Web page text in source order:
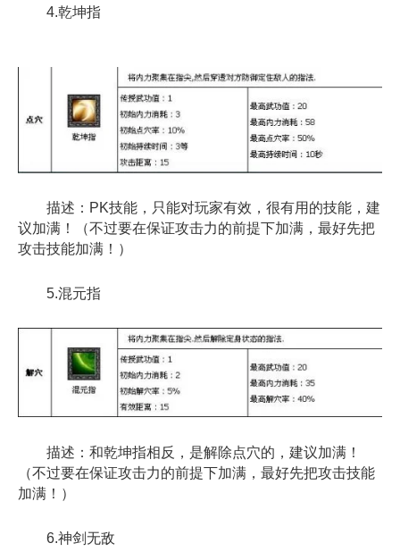
4.乾坤指
描述：PK技能，只能对玩家有效，很有用的技能，建
议加满！（不过要在保证攻击力的前提下加满，最好先把
攻击技能加满！）
5.混元指
描述：和乾坤指相反，是解除点穴的，建议加满！
（不过要在保证攻击力的前提下加满，最好先把攻击技能
加满！）
6.神剑无敌